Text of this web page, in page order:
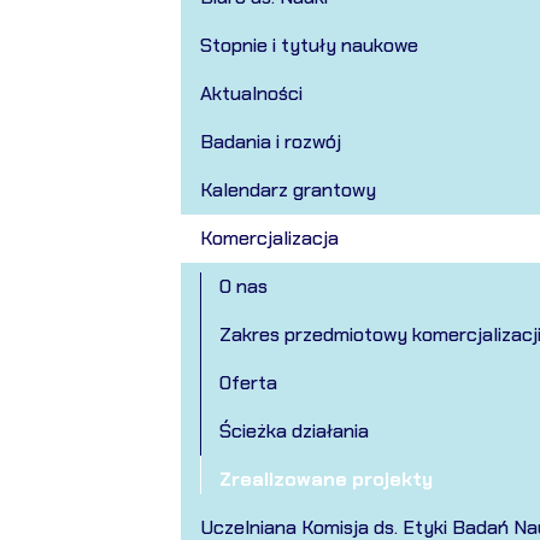
Stopnie i tytuły naukowe
Aktualności
Badania i rozwój
Kalendarz grantowy
Komercjalizacja
O nas
Zakres przedmiotowy komercjalizacji
Oferta
Ścieżka działania
Zrealizowane projekty
Uczelniana Komisja ds. Etyki Badań